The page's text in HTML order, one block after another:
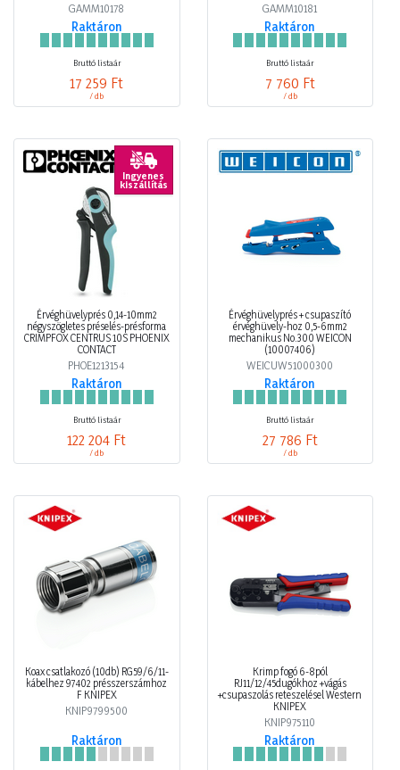
GAMM10178
Raktáron
Bruttó listaár
17 259 Ft
/ db
GAMM10181
Raktáron
Bruttó listaár
7 760 Ft
/ db
Ingyenes
kiszállítás
Érvéghüvelyprés 0,14-10mm2
négyszögletes préselés-présforma
CRIMPFOX CENTRUS 10S PHOENIX
CONTACT
PHOE1213154
Raktáron
Bruttó listaár
122 204 Ft
/ db
Érvéghüvelyprés + csupaszító
érvéghüvely-hoz 0,5-6mm2
mechanikus No.300 WEICON
(10007406)
WEICUW51000300
Raktáron
Bruttó listaár
27 786 Ft
/ db
Koax csatlakozó (10db) RG59/6/11-
kábelhez 97402 présszerszámhoz
F KNIPEX
KNIP9799500
Raktáron
Krimp fogó 6-8pól
RJ11/12/45dugókhoz +vágás
+csupaszolás reteszelésel Western
KNIPEX
KNIP975110
Raktáron